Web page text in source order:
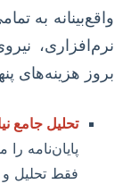
واقع‌بینانه به
نرم‌افزاری،
بروز هزینه‌های
تحلیل جامع
پایان‌نامه
فقط تحلیل